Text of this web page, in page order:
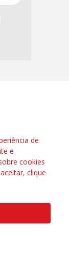
de
e
cookies
clique